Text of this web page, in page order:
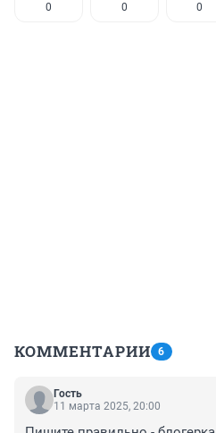
0 0 0
КОММЕНТАРИИ 6
Гость
11 марта 2025, 20:00